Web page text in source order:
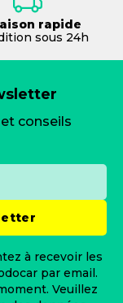
rapide
sous 24h
conseils
à recevoir les
par email.
Veuillez